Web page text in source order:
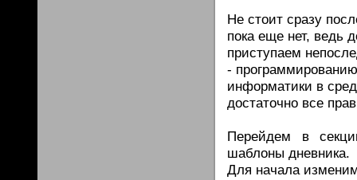
Не стоит сразу
пока еще нет, ведь
приступаем
-
информатики в
достаточно все
Перейдем в
шаблоны дневника.
Для начала